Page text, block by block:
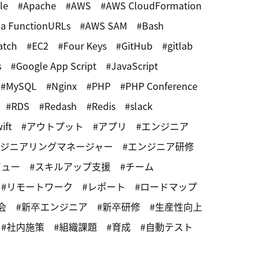
Apache AWS
AWS CloudFormation
FunctionURLs
AWS SAM
Bash
EC2 Four Keys GitHub
gitlab
Google App Script
JavaScript
MySQL
Nginx PHP
PHP Conference
RDS
Redash Redis
slack
アウトプット アプリ
エンジニア
ニアリングマネージャー
エンジニア研修
ー
スキルアップ支援
チーム
リモートワーク
レポート
ロードマップ
新卒エンジニア 新卒研修
生産性向上
社内施策
組織課題 育成 自動テスト